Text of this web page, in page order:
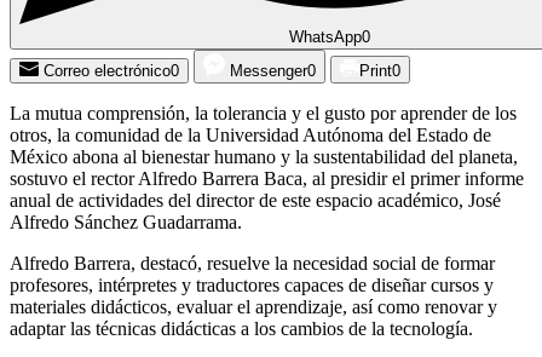
WhatsApp0
Correo electrónico0 Messenger0 Print0
La mutua comprensión, la tolerancia y el gusto por aprender de los
otros, la comunidad de la Universidad Autónoma del Estado de
México abona al bienestar humano y la sustentabilidad del planeta,
sostuvo el rector Alfredo Barrera Baca, al presidir el primer informe
anual de actividades del director de este espacio académico, José
Alfredo Sánchez Guadarrama.
Alfredo Barrera, destacó, resuelve la necesidad social de formar
profesores, intérpretes y traductores capaces de diseñar cursos y
materiales didácticos, evaluar el aprendizaje, así como renovar y
adaptar las técnicas didácticas a los cambios de la tecnología.